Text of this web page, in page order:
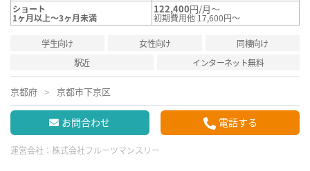
ショート
1ヶ月以上～3ヶ月未満
122,400円/月～
初期費用他 17,600円～
学生向け 女性向け
同棲向け
駅近
インターネット無料
京都府 京都市下京区
お問合わせ 電話する
運営会社： 株式会社フルーツマンスリー